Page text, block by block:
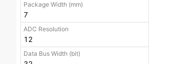
Package Width (mm)
7
ADC Resolution
12
Data Bus Width (bit)